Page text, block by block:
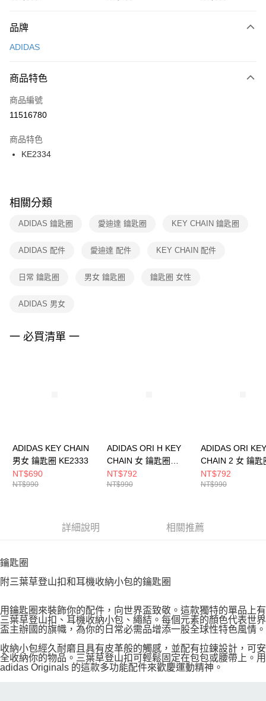
台灣樂天信用卡公司
【關於「AFTEE先享後付」】
便利好安心！
３．安心：先確認商品／服務後，再付款。
【「AFTEE先享後付」結帳流程】
１．於結帳方式選擇「AFTEE先享後付」後，將跳轉至「AFTEE先享後付」
２．訂單成立數日內，您將收到繳費通知簡訊。
３．收到繳費通知簡訊後14天內，點擊此簡訊中的連結，可透過四大超商／
ATM／網路銀行／等多元方式進行付款，方視為交易完成。
※ 交易是否成功請以「AFTEE先享後付 」之結帳頁面顯示為準，若有關於
是否繳費成功／繳費後需取消欲退款等相關疑問，請聯繫「AFTEE先享後付
客戶支援中心」https://netprotections.freshdesk.com/support/home
１．透過由恩沛科技股份有限公司提供之「AFTEE先享後付」服務完成之交
權轉讓予恩沛科技股份有限公司。
３．未成年的使用者請事先徵得法定代理人或監護人之同意方可使用
４．使用「AFTEE先享後付」時，將依據個別帳號之用戶狀況，依本公司即
運送方式
每筆NT$100，滿NT$1,500(含以上)免運費
宅配
每筆NT$100，滿NT$1,500(含以上)免運費
付款後門市自取
每筆NT$100，滿NT$1,500(含以上)免運費
品牌
ADIDAS
商品特色
商品編號
11516780
商品特色
KE2334
相關分類
ADIDAS 鑰匙圈 愛迪達 鑰匙圈 KEY CHAIN 鑰匙圈
ADIDAS 配件 愛迪達 配件 KEY CHAIN 配件
日常 鑰匙圈 男女 鑰匙圈 鑰匙圈 女性
ADIDAS 男女
一 必買清單 一
ADIDAS KEY CHAIN
男女 鑰匙圈 KE2333
NT$690
NT$990
ADIDAS ORI H KEY
CHAIN 女 鑰匙圈
KW2012
NT$792
NT$990
ADIDAS ORI KEY
CHAIN 2 女 鑰匙
KW1286
NT$792
NT$990
詳細說明 相關推薦
鑰匙圈
附三葉草登山扣和耳機收納小包的鑰匙圈
用鑰匙圈來裝飾你的配件，向世界盃致敬。這款獨特的單品上有
三葉草登山扣、耳機收納小包、繩結。每個元素的顏色代表世界
盃主辦國的旗幟，為你的日常必需品增添一股全球性特色風情。
收納小包經久耐磨且具有皮革般的觸感，並配有拉鍊設計，可安
全收納你的物品。三葉草登山扣可輕鬆固定在包包或腰帶上。用
adidas Originals 的這款多功能配件來歡慶運動精神。